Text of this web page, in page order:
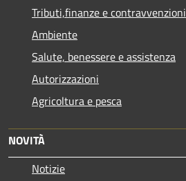
Tributi,finanze e contravvenzioni
Ambiente
Salute, benessere e assistenza
Autorizzazioni
Agricoltura e pesca
NOVITÀ
Notizie